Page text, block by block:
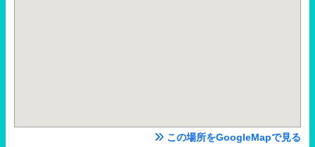
この場所をGoogleMapで見る